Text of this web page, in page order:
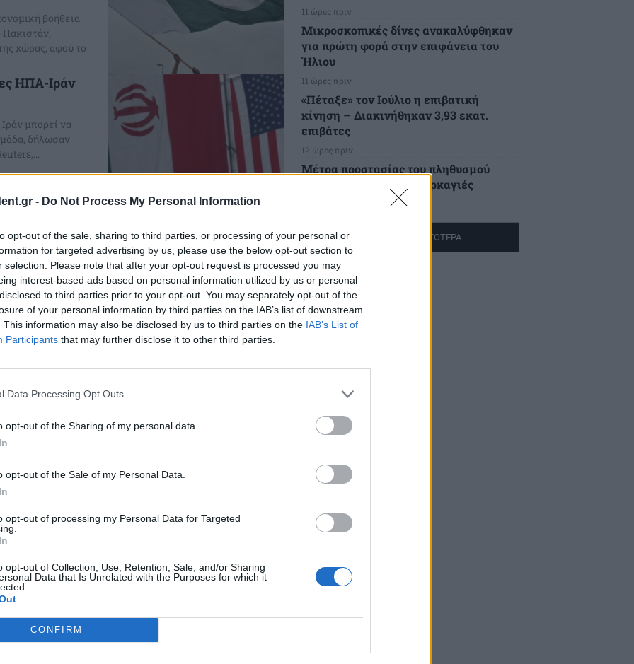
- Do Not Process My Personal Information
opt-out of the sale, sharing to third parties, or processing of your personal or
for targeted advertising by us, please use the below opt-out section to
selection. Please note that after your opt-out request is processed you may
interest-based ads based on personal information utilized by us or personal
to third parties prior to your opt-out. You may separately opt-out of the
of your personal information by third parties on the IAB’s list of downstream
This information may also be disclosed by us to third parties on the IAB’s List of
Participants that may further disclose it to other third parties.
Data Processing Opt Outs
opt-out of the Sharing of my personal data.
opt-out of the Sale of my Personal Data.
opt-out of processing my Personal Data for Targeted
opt-out of Collection, Use, Retention, Sale, and/or Sharing
Data that Is Unrelated with the Purposes for which it
CONFIRM
βοήθεια
χώρας, αφού το
ΗΠΑ-Ιράν
μπορεί να
δήλωσαν
Ιράν και
σήμερα ότι η
και ότι
Αποχώρησαν οι
για τον
να
του πυρός
να συνεχίσουν να
που βρίσκεται
ΗΠΑ στις
ότι το
πρώτο κύκλο των
11 ώρες πριν
Μικροσκοπικές δίνες ανακαλύφθηκαν
για πρώτη φορά στην επιφάνεια του
Ήλιου
11 ώρες πριν
«Πέταξε» τον Ιούλιο η επιβατική
κίνηση – Διακινήθηκαν 3,93 εκατ.
επιβάτες
12 ώρες πριν
Μέτρα προστασίας του πληθυσμού
από τις εκτεταμένες πυρκαγιές
ΔΙΑΒΑΣΤΕ ΠΕΡΙΣΣΟΤΕΡΑ